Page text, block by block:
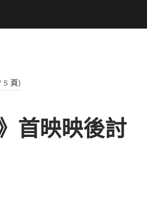
5 頁)
首映映後討